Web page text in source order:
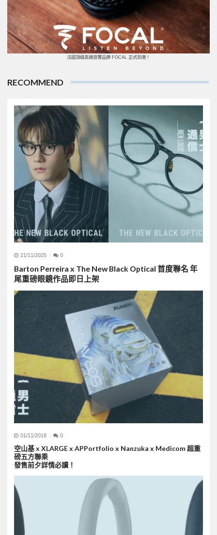
法國頂級高端音響品牌 FOCAL 正式到港！
RECOMMEND
21/11/2025 0
Barton Perreira x The New Black Optical 首度聯名 年
尾重磅眼鏡作品即日上架
01/11/2018 0
空山基 x XLARGE x APPortfolio x Nanzuka x Medicom 超重
磅五方聯乘
發售前夕詳情必讀！